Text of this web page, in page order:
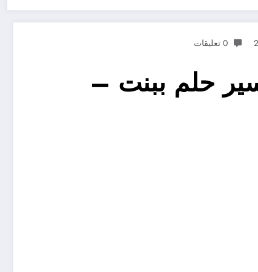
0 تعليقات
حلم ببنت –